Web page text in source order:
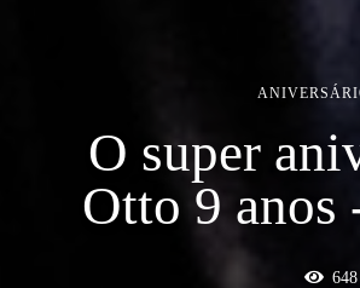
O super
Otto 9
648